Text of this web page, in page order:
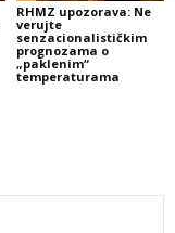
RHMZ upozorava: Ne
verujte
senzacionalističkim
prognozama o
„paklenim“
temperaturama